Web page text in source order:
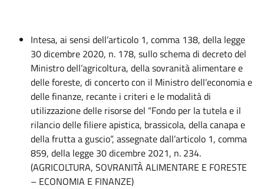
Intesa, ai sensi dell’articolo 1, comma 138, della legge
30 dicembre 2020, n. 178, sullo schema di decreto del
Ministro dell’agricoltura, della sovranità alimentare e
delle foreste, di concerto con il Ministro dell’economia e
delle finanze, recante i criteri e le modalità di
utilizzazione delle risorse del “Fondo per la tutela e il
rilancio delle filiere apistica, brassicola, della canapa e
della frutta a guscio”, assegnate dall’articolo 1, comma
859, della legge 30 dicembre 2021, n. 234.
(AGRICOLTURA, SOVRANITÀ ALIMENTARE E FORESTE
– ECONOMIA E FINANZE)